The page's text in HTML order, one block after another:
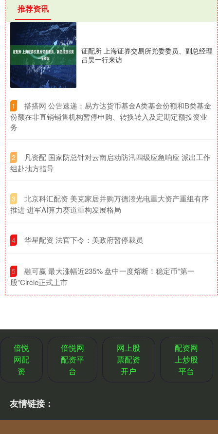
推荐资讯
证配所 上海证券交易所党委委员、副总经理
吕昊一行来访
1
​搭搭网 公告速递：易方达货币基金A类基金份额和B类基金
份额在非直销销售机构暂停申购、转换转入及定期定额投资业
务
2
​凡资配 国家防总针对云南启动防汛四级应急响应 派出工作
组赴地方指导
3
​北京科汇配资 美克家居并购万德溙光电重大资产重组有序
推进 进军AI算力赛道重构发展格局
4 ​华星配资 法官下令：美政府暂停裁员
5
​融可赢 最大涨幅近235% 盘中一度熔断！稳定币“第一
股”Circle正式上市
倍悦
网配
资
倍悦网
配资平
台
网上股
票配资
开户
配资网
上炒股
平台
友情链接：